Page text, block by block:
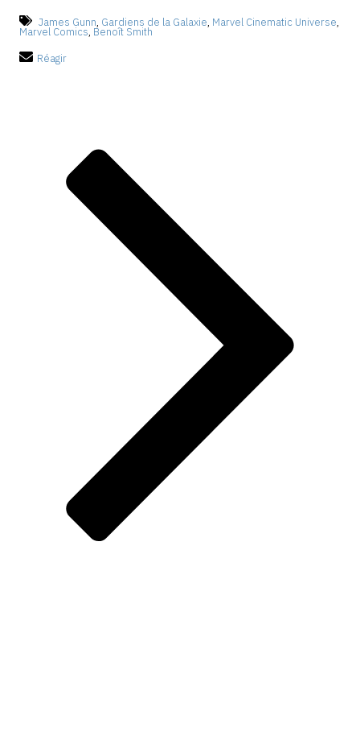
James Gunn, Gardiens de la Galaxie, Marvel Cinematic Universe,
Marvel Comics, Benoît Smith
Réagir